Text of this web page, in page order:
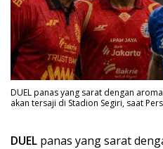
DUEL panas yang sarat dengan
akan tersaji di Stadion Segiri, saat
DUEL panas yang sarat